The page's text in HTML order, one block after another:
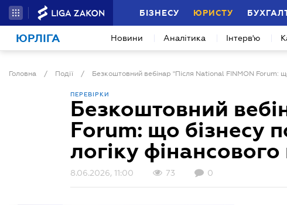
БІЗНЕСУ ЮРИСТУ
ЮРЛІГА Новини Аналітика Інтерв'ю
Головна / Події /
ПЕРЕВІРКИ
Безкоштовний
Forum: що бізнесу
логіку
8.06.2026, 11:00 73 0